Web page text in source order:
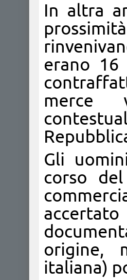
In altra
erano
merce
Gli
corso
origine,
italiana)